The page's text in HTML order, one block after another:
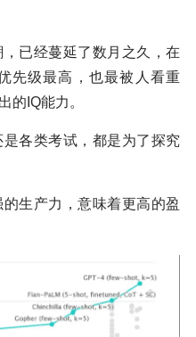
已经蔓延了数月之久，在
先级最高，也最被人看重
的IQ能力。
各类考试，都是为了探究
生产力，意味着更高的盈